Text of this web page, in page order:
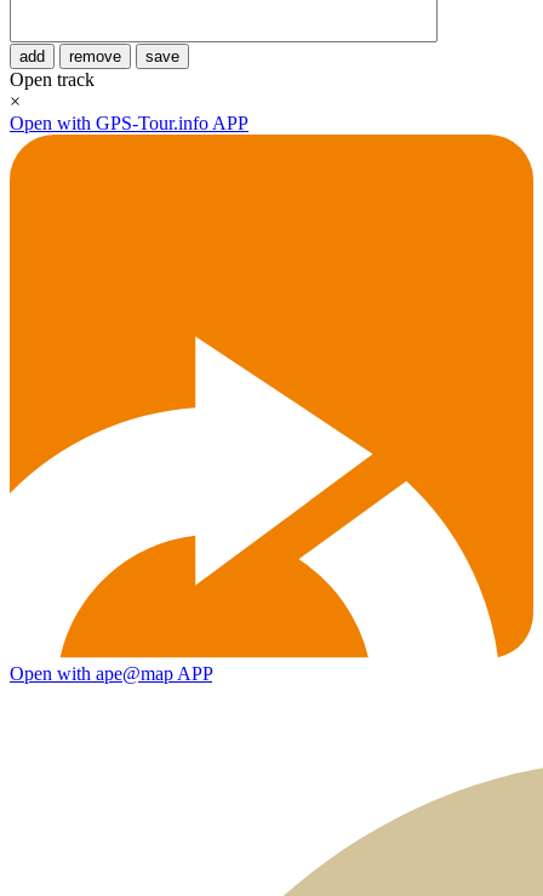
add remove save
Open track
×
Open with GPS-Tour.info APP
Open with ape@map APP